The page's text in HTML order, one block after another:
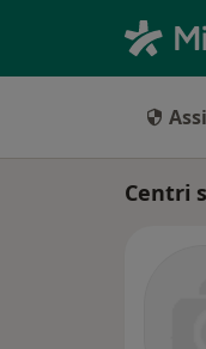
Centri